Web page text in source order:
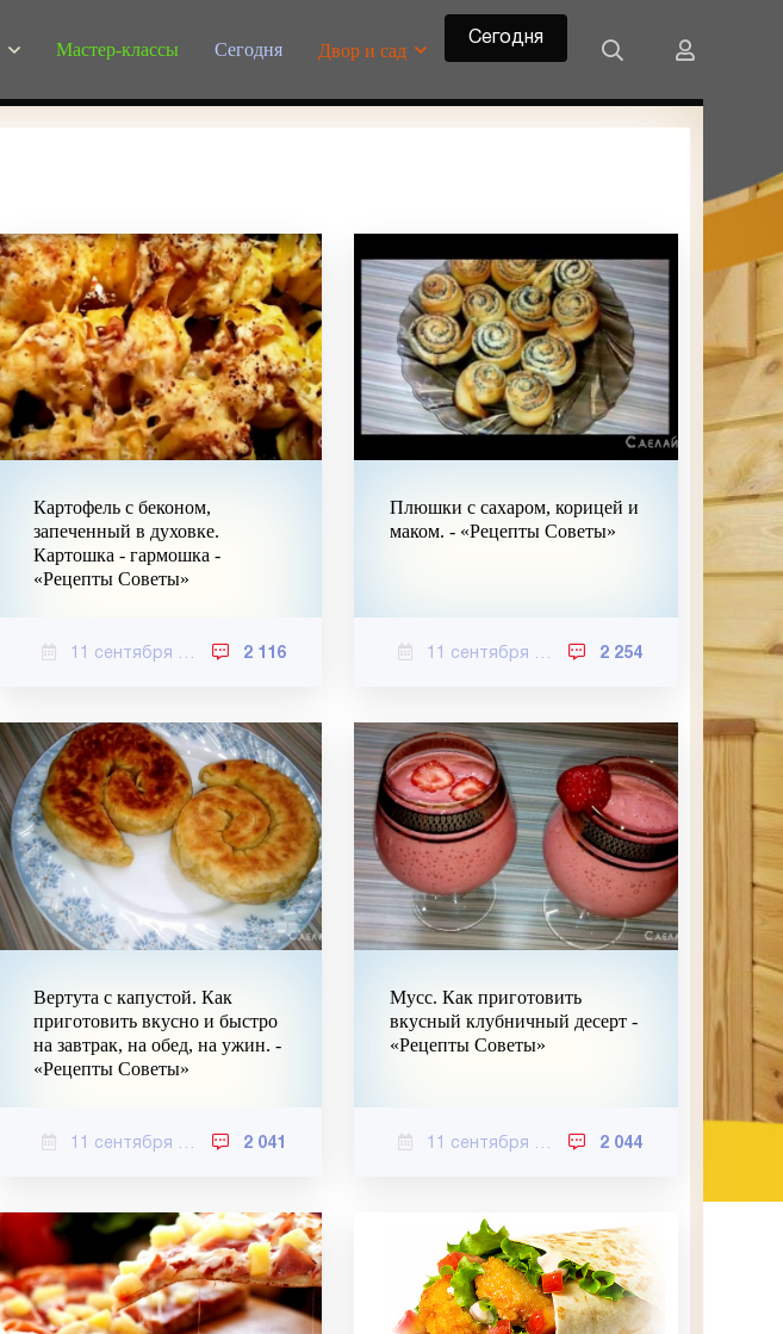
Мастер-классы Сегодня Двор и сад
Сегодня
Картофель с беконом,
запеченный в духовке.
Картошка - гармошка -
«Рецепты Советы»
11 сентября 2020 2 116
Плюшки с сахаром, корицей и
маком. - «Рецепты Советы»
11 сентября 2020 2 254
Вертута с капустой. Как
приготовить вкусно и быстро
на завтрак, на обед, на ужин. -
«Рецепты Советы»
11 сентября 2020 2 041
Мусс. Как приготовить
вкусный клубничный десерт -
«Рецепты Советы»
11 сентября 2020 2 044